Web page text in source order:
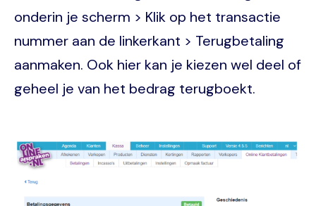
onderin je scherm > Klik op het transactie
nummer aan de linkerkant > Terugbetaling
aanmaken. Ook hier kan je kiezen wel deel of
geheel je van het bedrag terugboekt.
Image